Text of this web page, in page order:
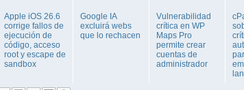
Apple iOS 26.6
corrige fallos de
ejecución de
código, acceso
root y escape de
sandbox
Google IA
excluirá webs
que lo rechacen
Vulnerabilidad
crítica en WP
Maps Pro
permite crear
cuentas de
administrador